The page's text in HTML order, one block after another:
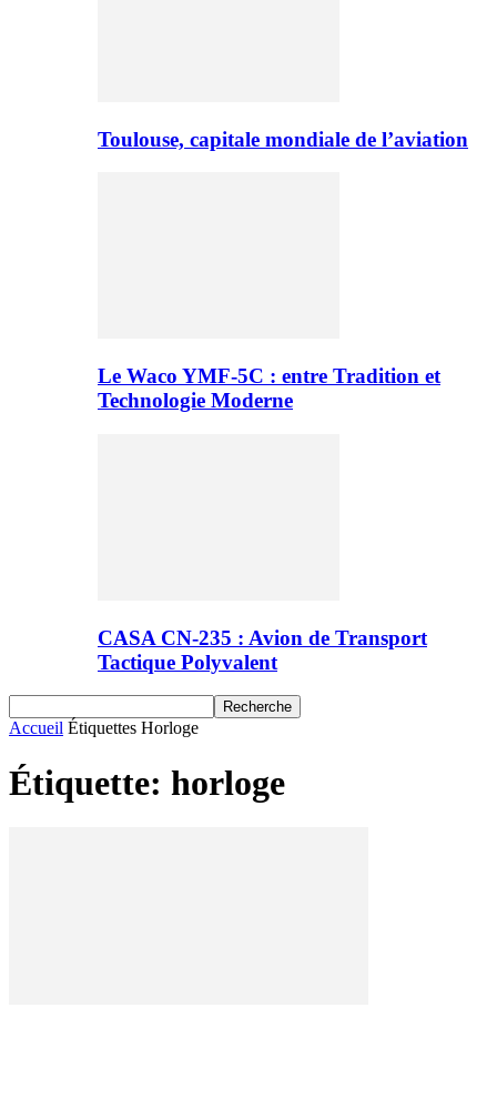
Toulouse, capitale mondiale de l’aviation
Le Waco YMF-5C : entre Tradition et
Technologie Moderne
CASA CN-235 : Avion de Transport
Tactique Polyvalent
Accueil Étiquettes Horloge
Étiquette: horloge